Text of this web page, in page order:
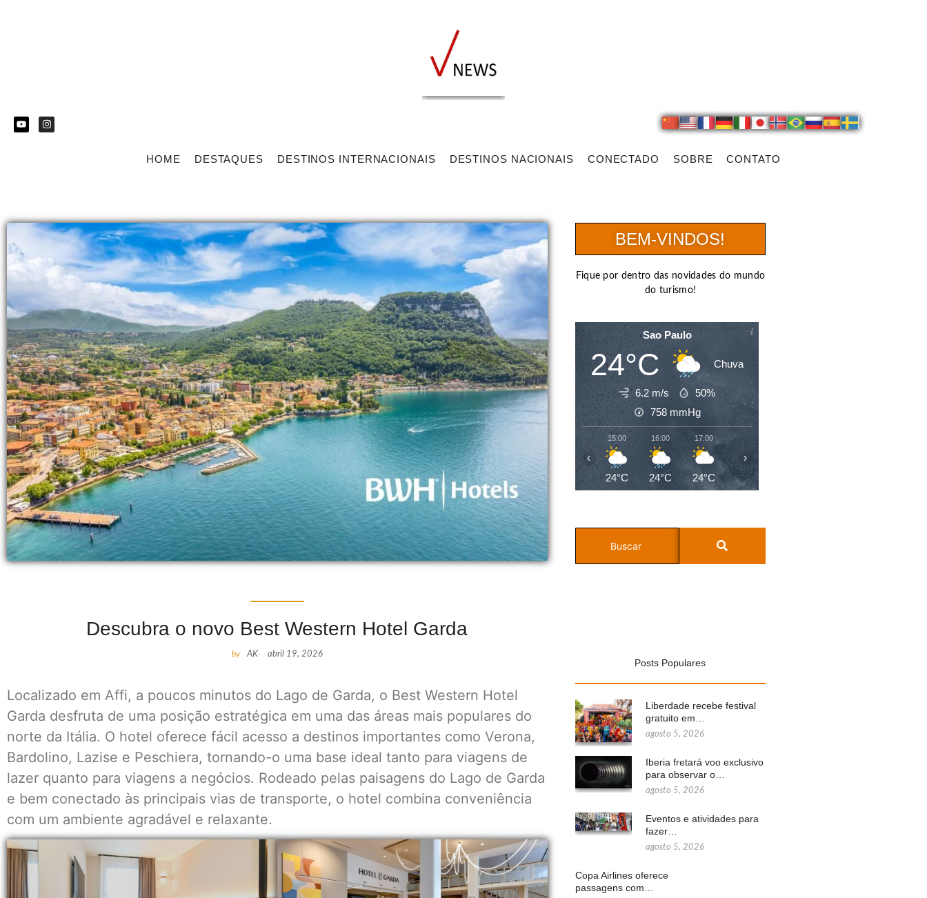
HOME DESTAQUES DESTINOS INTERNACIONAIS DESTINOS NACIONAIS CONECTADO SOBRE CONTATO
Descubra o novo Best Western Hotel Garda
by AK- abril 19, 2026
Localizado em Affi, a poucos minutos do Lago de Garda, o Best Western Hotel
Garda desfruta de uma posição estratégica em uma das áreas mais populares do
norte da Itália. O hotel oferece fácil acesso a destinos importantes como Verona,
Bardolino, Lazise e Peschiera, tornando-o uma base ideal tanto para viagens de
lazer quanto para viagens a negócios. Rodeado pelas paisagens do Lago de Garda
e bem conectado às principais vias de transporte, o hotel combina conveniência
com um ambiente agradável e relaxante.
BEM-VINDOS!
Fique por dentro das novidades do mundo
do turismo!
Sao Paulo
24°C Chuva
6.2 m/s
50%
758 mmHg
15:00
24°C
16:00
24°C
17:00
24°C
18:00
22°C
‹ ›
Posts Populares
Liberdade recebe festival
gratuito em…
agosto 5, 2026
Iberia fretará voo exclusivo
para observar o…
agosto 5, 2026
Eventos e atividades para
fazer…
agosto 5, 2026
Copa Airlines oferece
passagens com…